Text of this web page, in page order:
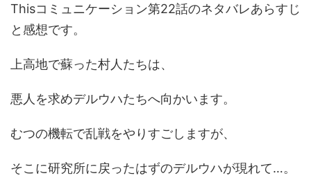
Thisコミュニケーション第22話のネタバレあらすじ
と感想です。
上高地で蘇った村人たちは、
悪人を求めデルウハたちへ向かいます。
むつの機転で乱戦をやりすごしますが、
そこに研究所に戻ったはずのデルウハが現れて…。